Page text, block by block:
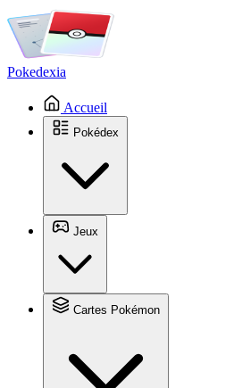
Pokedexia
Accueil